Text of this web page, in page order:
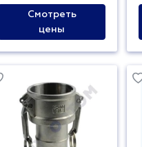
Смотреть
цены